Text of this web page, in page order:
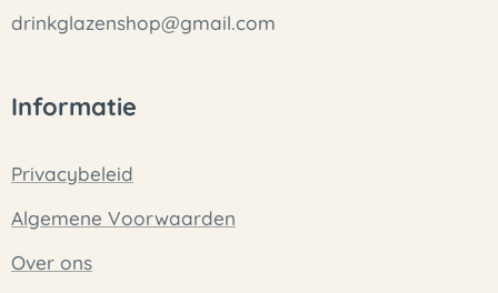
drinkglazenshop@gmail.com
Informatie
Privacybeleid
Algemene Voorwaarden
Over ons